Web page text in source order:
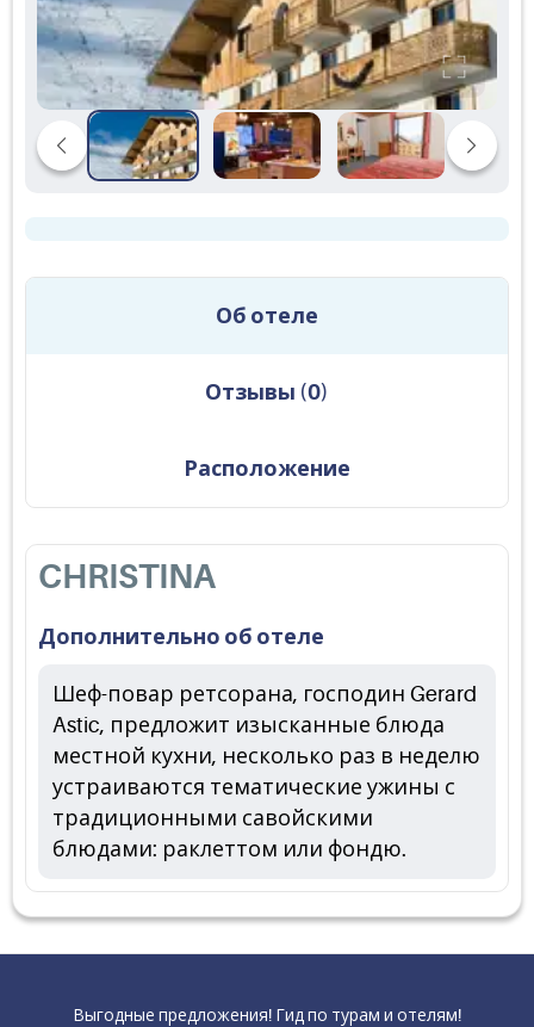
Об отеле
Отзывы (0)
Расположение
CHRISTINA
Дополнительно об отеле
Шеф-повар ретсорана, господин Gerard
Astic, предложит изысканные блюда
местной кухни, несколько раз в неделю
устраиваются тематические ужины с
традиционными савойскими
блюдами: раклеттом или фондю.
Выгодные предложения! Гид по турам и отелям!